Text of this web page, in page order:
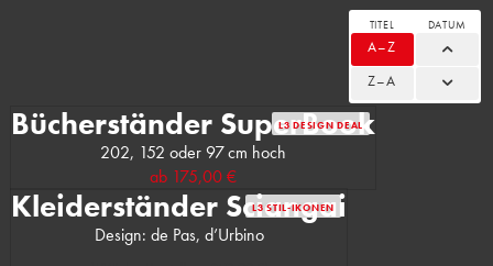
TITEL
A–Z
Z–A
DATUM
L3 DESIGN DEAL
Bücherständer SuperBook
202, 152 oder 97 cm hoch
ab 175,00 €
L3 STIL-IKONEN
Kleiderständer Sciangai
Design: de Pas, d’Urbino